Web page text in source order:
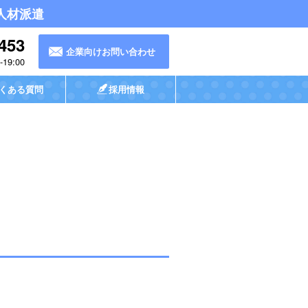
材派遣
19:00
企業向けお問い合わせ
ある質問 採用情報